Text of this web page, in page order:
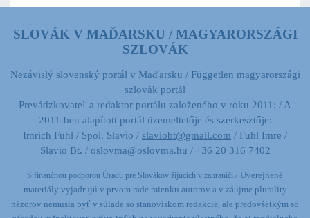
SLOVÁK V MAĎARSKU / MAGYARORSZÁGI
SZLOVÁK
Nezávislý slovenský portál v Maďarsku / Független magyarországi
szlovák portál
Prevádzkovateľ a redaktor portálu založeného v roku 2011: / A
2011-ben alapított portál üzemeltetője és szerkesztője:
Imrich Fuhl / Spol. Slavio / slaviobt@gmail.com / Fuhl Imre /
Slavio Bt. / oslovma@oslovma.hu / +36 20 316 7402
S finančnou podporou Úradu pre Slovákov žijúcich v zahraničí / Uverejnené
materiály vyjadrujú v prvom rade mienku autorov a v záujme plurality
názorov nemusia byť v súlade so stanoviskom redakcie, ale predovšetkým so